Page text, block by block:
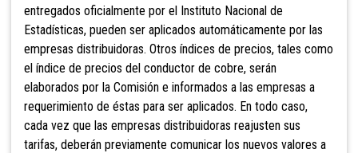
entregados oficialmente por el Instituto Nacional de
Estadísticas, pueden ser aplicados automáticamente por las
empresas distribuidoras. Otros índices de precios, tales como
el índice de precios del conductor de cobre, serán
elaborados por la Comisión e informados a las empresas a
requerimiento de éstas para ser aplicados. En todo caso,
cada vez que las empresas distribuidoras reajusten sus
tarifas, deberán previamente comunicar los nuevos valores a